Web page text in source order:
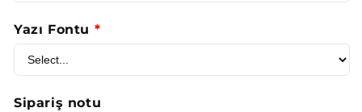
azaltın
artırın
Yazı Fontu *
Sipariş notu